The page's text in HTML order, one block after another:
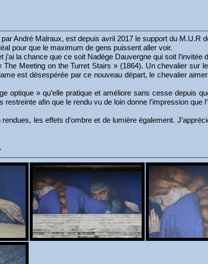
André Malraux, est depuis avril 2017 le support du M.U.R
pour que le maximum de gens puissent aller voir.
la chance que ce soit Nadège Dauvergne qui soit l’invitée
Meeting on the Turret Stairs » (1864). Un chevalier sur
est désespérée par ce nouveau départ, le chevalier
optique » qu’elle pratique et améliore sans cesse depuis
afin que le rendu vu de loin donne l’impression
les effets d’ombre et de lumière également.